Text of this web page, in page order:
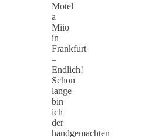
Motel
a
Miio
in
Frankfurt
–
Endlich!
Schon
lange
bin
ich
der
handgemachten